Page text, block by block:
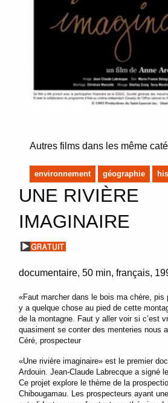
Autres films dans les même
environnement géographie
UNE RIVIÈRE
IMAGINAIRE
documentaire 50 min français
«Faut marcher dans le bois ma chère, pis
y a quelque chose au pied de cette
de la montagne. Faut y aller voir si c’est
quasiment se conter des menteries nous
Céré, prospecteur
«Une rivière imaginaire» est le premier
Ardouin. Jean-Claude Labrecque a signé
Ce projet explore le thème de la
Chibougamau. Les prospecteurs ayant